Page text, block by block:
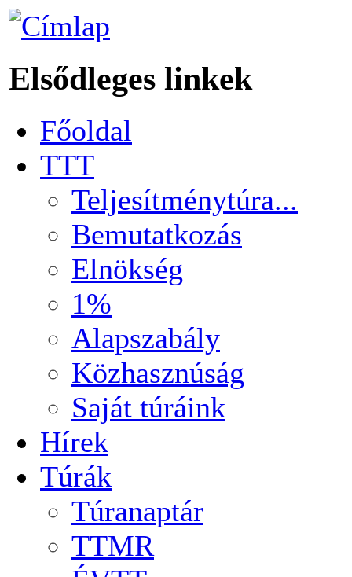
Elsődleges linkek
Főoldal
TTT
Teljesítménytúra...
Bemutatkozás
Elnökség
1%
Alapszabály
Közhasznúság
Saját túráink
Hírek
Túrák
Túranaptár
TTMR